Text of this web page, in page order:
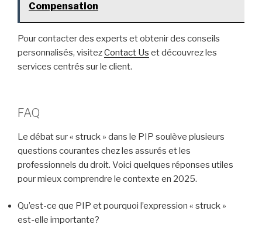
Compensation
Pour contacter des experts et obtenir des conseils
personnalisés, visitezContact Us et découvrez les
services centrés sur le client.
FAQ
Le débat sur « struck » dans le PIP soulève plusieurs
questions courantes chez les assurés et les
professionnels du droit. Voici quelques réponses utiles
pour mieux comprendre le contexte en 2025.
Qu’est-ce que PIP et pourquoi l’expression « struck »
est-elle importante?